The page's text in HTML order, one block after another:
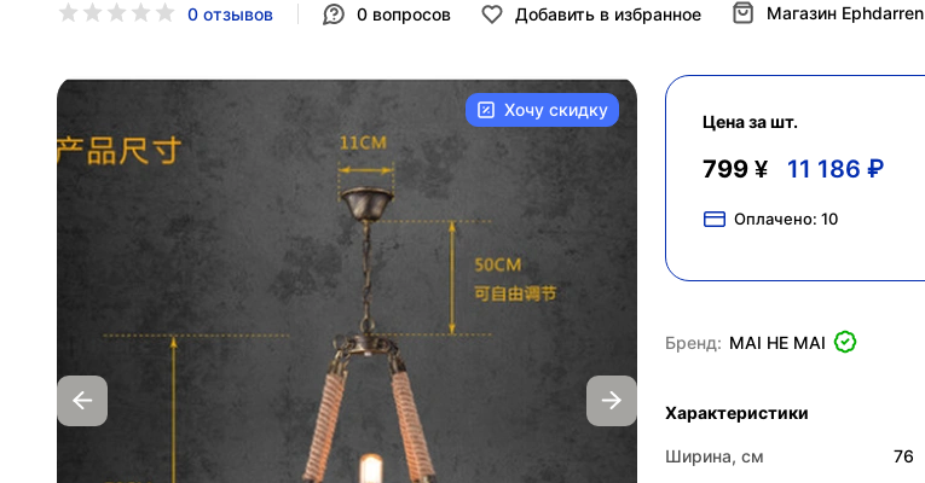
0 отзывов 0 вопросов Добавить в избранное Магазин Ephdarren
Хочу скидку
Цена за шт.
799 ¥ 11 186 ₽
Оплачено: 10
Бренд: MAI HE MAI
Характеристики
Ширина, см
76